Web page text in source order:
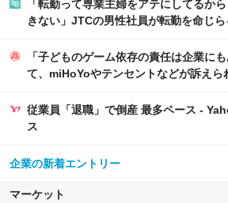
「転勤って専業主婦をアテにしてるか
きない」JTCの男性社員が転勤を命じ
転勤がなくなった
「子どものゲーム依存の責任は企業に
て、miHoYoやテンセントなどが訴えら
従業員「退職」で倒産 最多ペース -
ス
企業の新着エントリー
マーケット